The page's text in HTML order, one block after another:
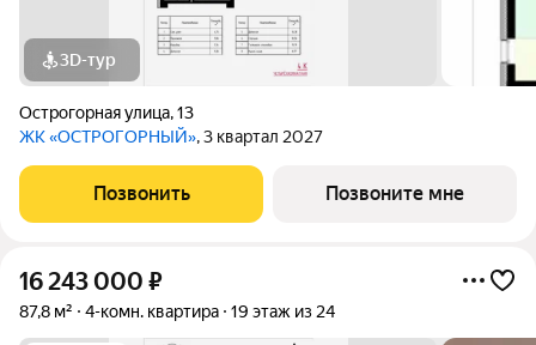
3D-тур
Острогорная улица,13
ЖК «ОСТРОГОРНЫЙ», 3 квартал 2027
Позвонить Позвоните мне
16 243 000 ₽
87,8 м² 4-комн. квартира 19 этаж из 24